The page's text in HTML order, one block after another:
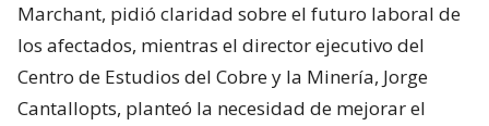
Marchant, pidió claridad sobre el futuro laboral de
los afectados, mientras el director ejecutivo del
Centro de Estudios del Cobre y la Minería, Jorge
Cantallopts, planteó la necesidad de mejorar el